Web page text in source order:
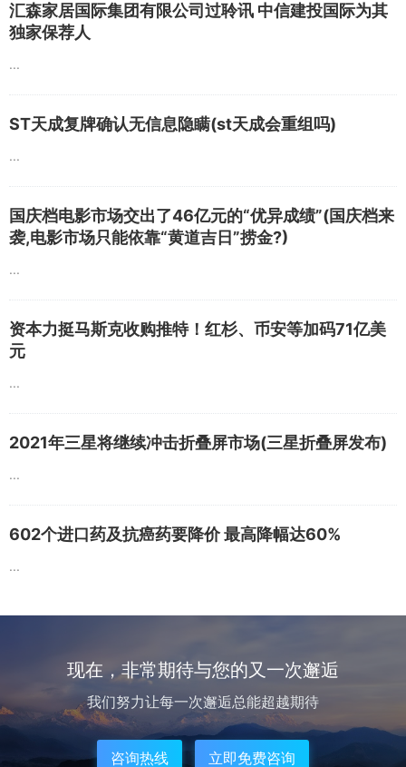
汇森家居国际集团有限公司过聆讯 中信建投国际为其
独家保荐人
...
ST天成复牌确认无信息隐瞒(st天成会重组吗)
...
国庆档电影市场交出了46亿元的“优异成绩”(国庆档来
袭,电影市场只能依靠“黄道吉日”捞金?)
...
资本力挺马斯克收购推特！红杉、币安等加码71亿美
元
...
2021年三星将继续冲击折叠屏市场(三星折叠屏发布)
...
602个进口药及抗癌药要降价 最高降幅达60%
...
现在，非常期待与您的又一次邂逅
我们努力让每一次邂逅总能超越期待
咨询热线 立即免费咨询